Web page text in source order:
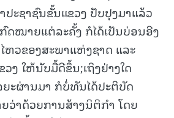
ປະຊາຊົນຂັ້ນແຂວງ ປັບປຸງມາແລ້ວ
ດໝາຍແຕ່ລະຄັ້ງ ກໍໄດ້ເປັນບ່ອນອີງ
ຫວຂອງສະພາແຫ່ງຊາດ ແລະ
ງ ໃຫ້ນັບມື້ດີຂຶ້ນ;ເຖິງຢ່າງໃດ
ະຜ່ານມາ ກໍບໍ່ທັນໄດ້ປະຕິບັດ
າດ້ວຍການສ້າງນິຕິກຳ ໂດຍ